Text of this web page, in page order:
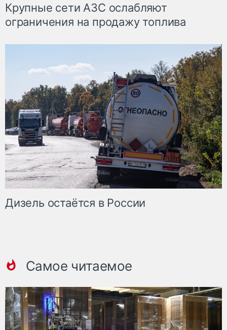
Крупные сети АЗС ослабляют
ограничения на продажу топлива
Дизель остаётся в России
Самое читаемое